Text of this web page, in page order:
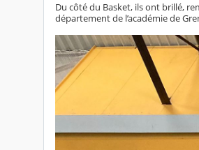
Du côté du Basket, ils ont brillé,
département de l’académie de